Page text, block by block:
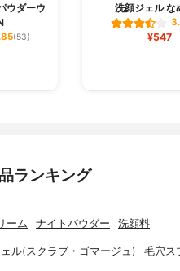
ウダーウ
(53)
洗顔ジェル な
¥547
ランキング
ーム ナイトパウダー 洗顔料
ル(スクラブ・ゴマージュ) 毛穴ス